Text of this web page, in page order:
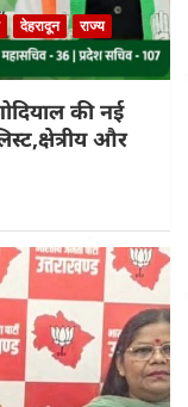
देहरादून
राज्य
की नई
और